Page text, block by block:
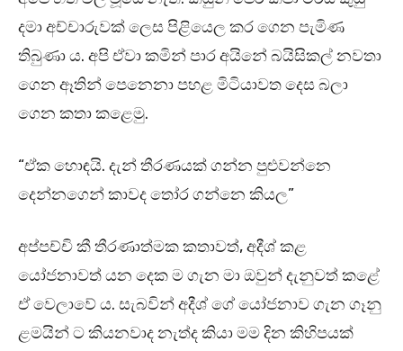
දමා අච්චාරුවක් ලෙස පිළියෙල කර ගෙන පැමිණ
තිබුණා ය. අපි ඒවා කමින් පාර අයිනේ බයිසිකල් නවතා
ගෙන ඈතින් පෙනෙනා පහළ මිටියාවත දෙස බලා
ගෙන කතා කළෙමු.
“ඒක හොඳයි. දැන් තීරණයක් ගන්න පුළුවන්නෙ
දෙන්නගෙන් කාවද තෝර ගන්නෙ කියල”
අප්පච්චි කී තීරණාත්මක කතාවත්, අදීශ් කළ
යෝජනාවත් යන දෙක ම ගැන මා ඔවුන් දැනුවත් කළේ
ඒ වෙලාවේ ය. සැබවින් අදීශ් ගේ යෝජනාව ගැන ගෑනු
ළමයින් ට කියනවාද නැත්ද කියා මම දින කිහිපයක්